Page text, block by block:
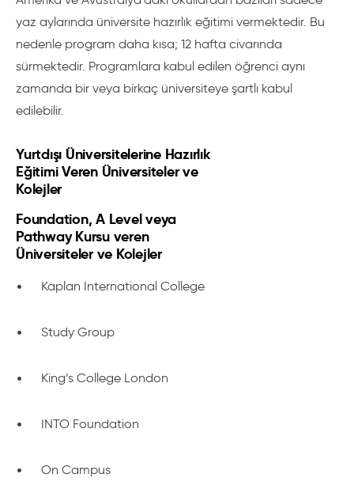
yaz aylarında üniversite hazırlık eğitimi vermektedir. Bu
nedenle program daha kısa; 12 hafta civarında
sürmektedir. Programlara kabul edilen öğrenci aynı
zamanda bir veya birkaç üniversiteye şartlı kabul
edilebilir.
Yurtdışı Üniversitelerine Hazırlık
Eğitimi Veren Üniversiteler ve
Kolejler
Foundation, A Level veya
Pathway Kursu veren
Üniversiteler ve Kolejler
• Kaplan International College
• Study Group
• King’s College London
• INTO Foundation
• On Campus